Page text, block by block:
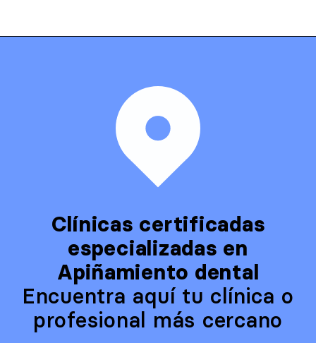
Clínicas certificadas
especializadas en
Apiñamiento dental
Encuentra aquí tu clínica o
profesional más cercano